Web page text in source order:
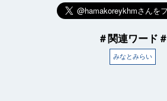
＃関連ワード＃
みなとみらい